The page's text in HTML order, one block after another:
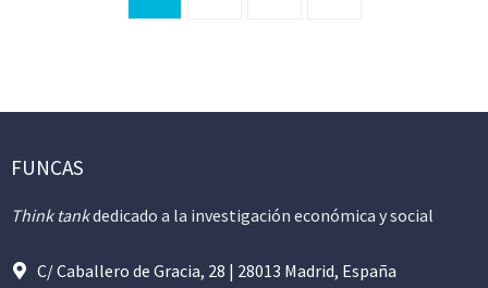
FUNCAS
Think tankdedicado a la investigación económica y social
C/ Caballero de Gracia, 28 | 28013 Madrid, España